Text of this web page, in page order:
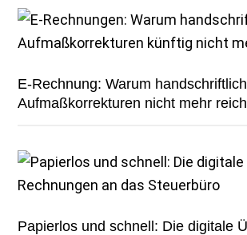
E-Rechnung: Warum
Aufmaßkorrekturen nicht mehr
Papierlos und schnell: Die digitale